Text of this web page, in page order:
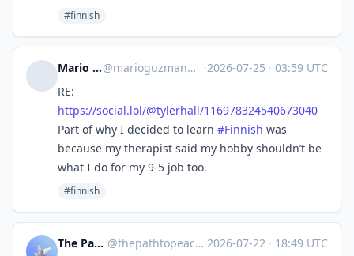
#finnish
Mario Guzmán@marioguzman@mastodon.social ·2026-07-25 · 03:59 UTC
RE:
https://social.lol/@tylerhall/116978324540673040
Part of why I decided to learn #Finnish was
because my therapist said my hobby shouldn’t be
what I do for my 9-5 job too.
#finnish
The Path to Peace @thepathtopeace@mastodon.social ·2026-07-22 · 18:49 UTC